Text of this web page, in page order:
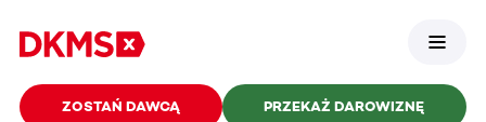
ZOSTAŃ DAWCĄ PRZEKAŻ DAROWIZNĘ